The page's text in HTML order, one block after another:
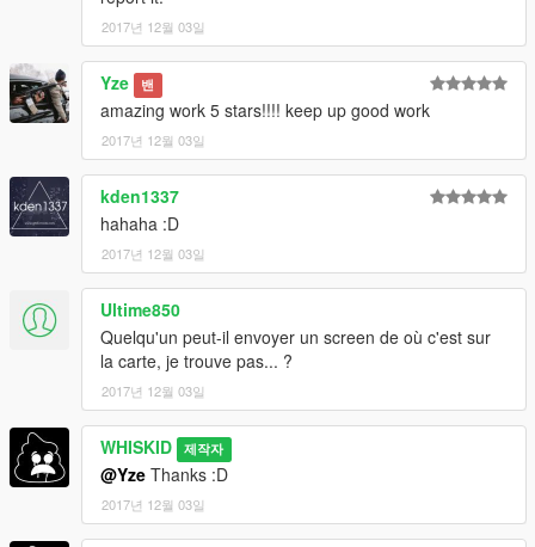
2017년 12월 03일
Yze 밴
amazing work 5 stars!!!! keep up good work
2017년 12월 03일
kden1337
hahaha :D
2017년 12월 03일
Ultime850
Quelqu'un peut-il envoyer un screen de où c'est sur
la carte, je trouve pas... ?
2017년 12월 03일
WHISKID 제작자
@Yze Thanks :D
2017년 12월 03일